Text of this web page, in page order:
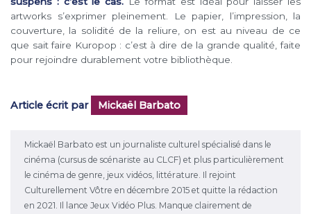
artworks s’exprimer pleinement. Le papier, l’impression, la
couverture, la solidité de la reliure, on est au niveau de ce
que sait faire Kuropop : c’est à dire de la grande qualité, faite
pour rejoindre durablement votre bibliothèque.
Article écrit par Mickaël Barbato
Mickaël Barbato est un journaliste culturel spécialisé dans le
cinéma (cursus de scénariste au CLCF) et plus particulièrement
le cinéma de genre, jeux vidéos, littérature. Il rejoint
Culturellement Vôtre en décembre 2015 et quitte la rédaction
en 2021. Il lance Jeux Vidéo Plus. Manque clairement de